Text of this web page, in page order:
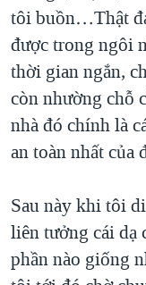
tôi buồn…Thật
được trong ngôi
thời gian ngắn,
còn nhường chỗ
nhà đó chính là
an toàn nhất của
Sau này khi tôi
liên tưởng cái dạ
phần nào giống